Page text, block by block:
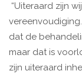
“Uiteraard zijn
dat de
maar dat is
zijn uiteraard